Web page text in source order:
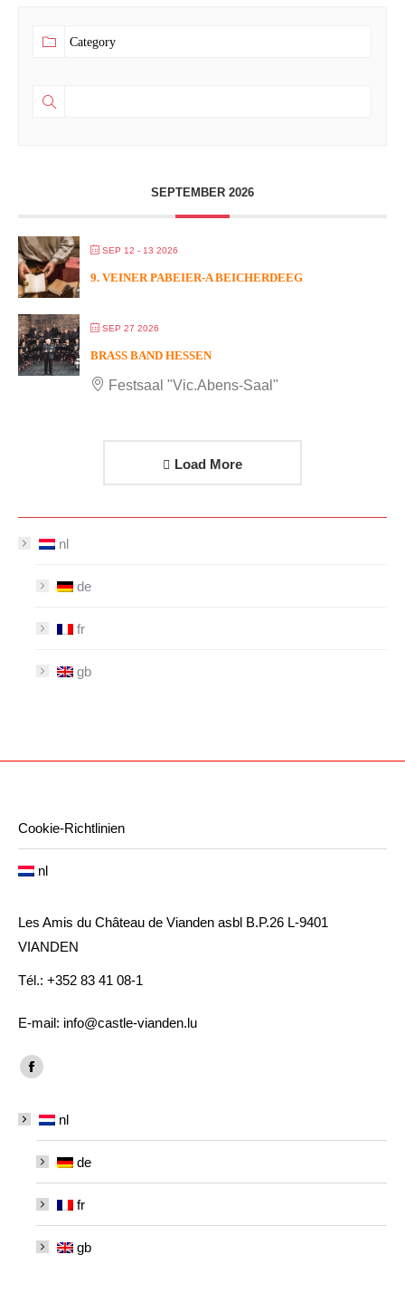
SEPTEMBER 2026
SEP 12 - 13 2026
9. VEINER PABEIER-A BEICHERDEEG
SEP 27 2026
BRASS BAND HESSEN
Festsaal "Vic.Abens-Saal"
Load More
nl
de
fr
gb
Cookie-Richtlinien
nl
Les Amis du Château de Vianden asbl B.P.26 L-9401
VIANDEN
Tél.: +352 83 41 08-1
E-mail: info@castle-vianden.lu
Vind ons op:
Facebook
opens
new
window
nl
de
fr
gb